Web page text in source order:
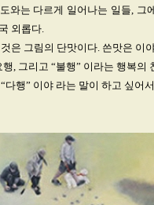
와는 다르게 일어나는 일들,
외롭다.
은 그림의 단맛이다. 쓴맛은 이
, 그리고 “불행” 이라는 행복의
다행” 이야 라는 말이 하고 싶어